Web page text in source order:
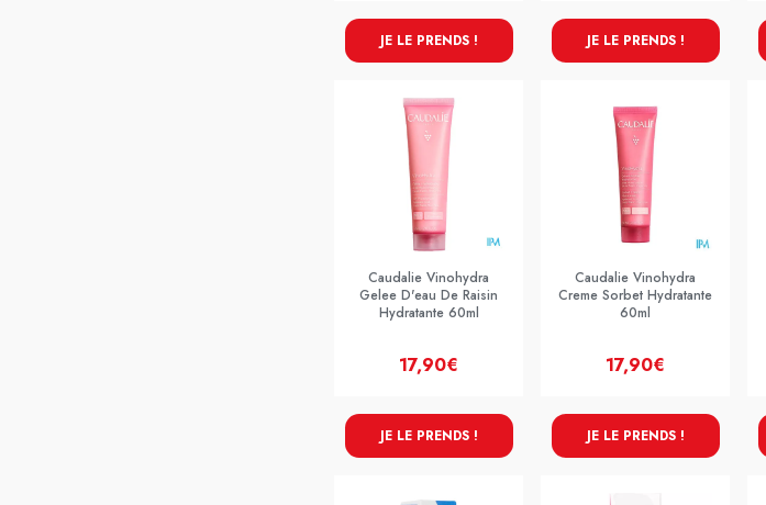
JE LE PRENDS ! JE LE PRENDS !
Caudalie Vinohydra
Gelee D'eau De Raisin
Hydratante 60ml
17,90€
JE LE PRENDS !
Caudalie Vinohydra
Creme Sorbet Hydratante
60ml
17,90€
JE LE PRENDS !